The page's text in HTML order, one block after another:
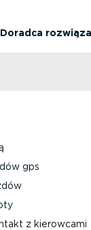
Doradca
gps
z kierowcami